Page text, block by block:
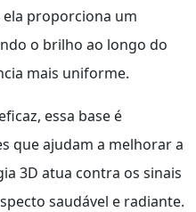
proporciona um
o brilho ao longo do
mais uniforme.
essa base é
que ajudam a melhorar a
3D atua contra os sinais
saudável e radiante.